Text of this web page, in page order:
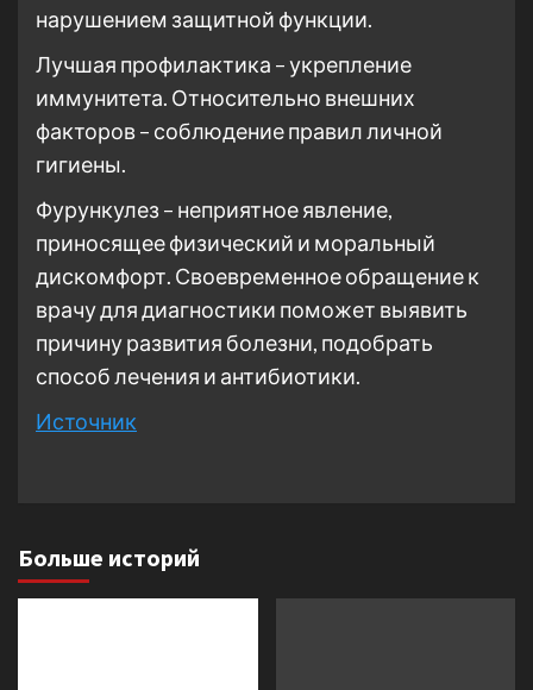
нарушением защитной функции.
Лучшая профилактика – укрепление
иммунитета. Относительно внешних
факторов – соблюдение правил личной
гигиены.
Фурункулез – неприятное явление,
приносящее физический и моральный
дискомфорт. Своевременное обращение к
врачу для диагностики поможет выявить
причину развития болезни, подобрать
способ лечения и антибиотики.
Источник
Больше историй